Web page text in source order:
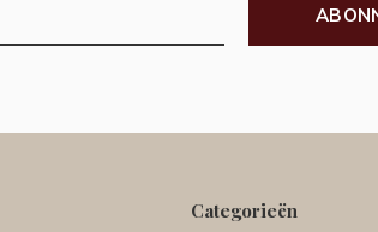
Categorieën